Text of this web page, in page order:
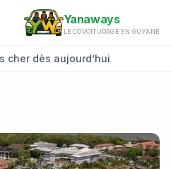
Yanaways
LE COVOITURAGE EN GUYANE
cher dès aujourd’hui